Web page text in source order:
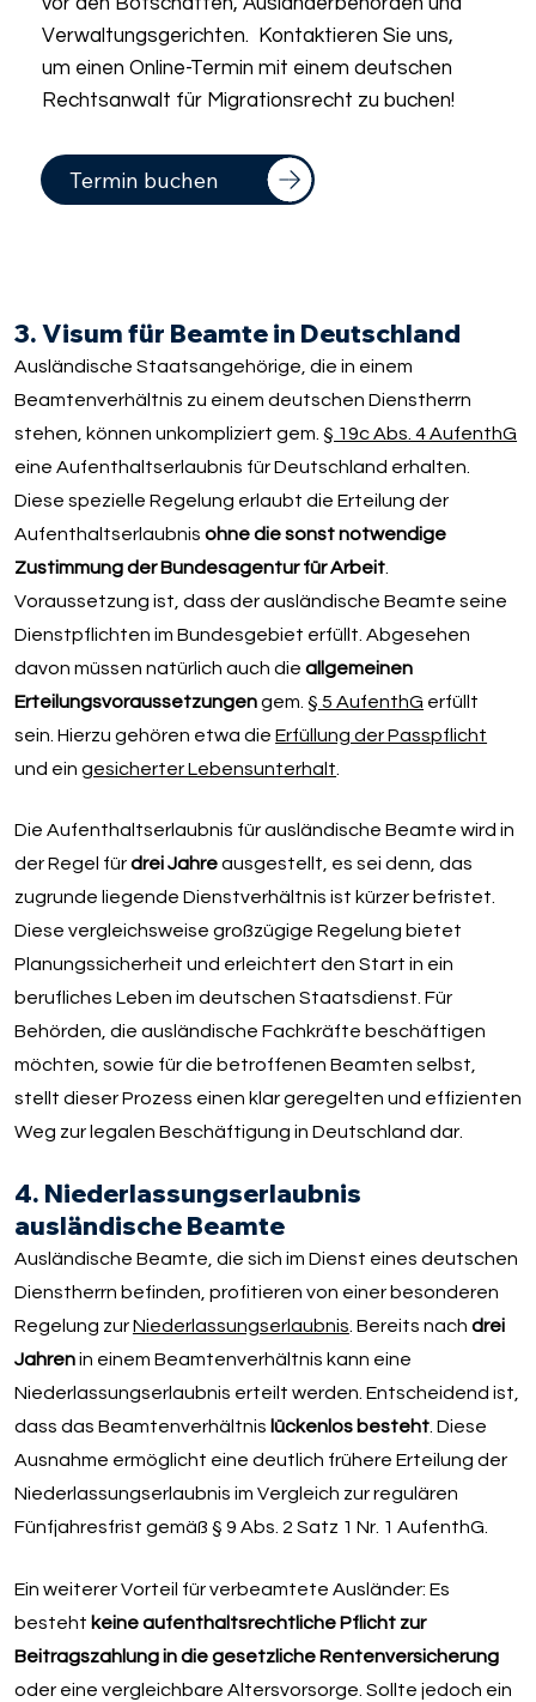
Verwaltungsgerichten. Kontaktieren Sie uns,
um einen Online-Termin mit einem deutschen
Rechtsanwalt für Migrationsrecht zu buchen!
Termin buchen
3. Visum für Beamte in Deutschland
Ausländische Staatsangehörige, die in einem
Beamtenverhältnis zu einem deutschen Dienstherrn
stehen, können unkompliziert gem.§ 19c Abs. 4 AufenthG
eine Aufenthaltserlaubnis für Deutschland erhalten.
Diese spezielle Regelung erlaubt die Erteilung der
Aufenthaltserlaubnisohne die sonst notwendige
Zustimmung der Bundesagentur für Arbeit
Voraussetzung ist, dass der ausländische Beamte seine
Dienstpflichten im Bundesgebiet erfüllt. Abgesehen
davon müssen natürlich auch dieallgemeinen
Erteilungsvoraussetzungengem.§ 5 AufenthG erfüllt
sein. Hierzu gehören etwa dieErfüllung der Passpflicht
und eingesicherter Lebensunterhalt
Die Aufenthaltserlaubnis für ausländische Beamte wird in
der Regel fürdrei Jahreausgestellt, es sei denn, das
zugrunde liegende Dienstverhältnis ist kürzer befristet.
Diese vergleichsweise großzügige Regelung bietet
Planungssicherheit und erleichtert den Start in ein
berufliches Leben im deutschen Staatsdienst. Für
Behörden, die ausländische Fachkräfte beschäftigen
möchten, sowie für die betroffenen Beamten selbst,
stellt dieser Prozess einen klar geregelten und effizienten
Weg zur legalen Beschäftigung in Deutschland dar.
4. Niederlassungserlaubnis
ausländische Beamte
Ausländische Beamte, die sich im Dienst eines deutschen
Dienstherrn befinden, profitieren von einer besonderen
Regelung zurNiederlassungserlaubnis . Bereits nach drei
Jahrenin einem Beamtenverhältnis kann eine
Niederlassungserlaubnis erteilt werden. Entscheidend ist,
dass das Beamtenverhältnis lückenlos besteht. Diese
Ausnahme ermöglicht eine deutlich frühere Erteilung der
Niederlassungserlaubnis im Vergleich zur regulären
Fünfjahresfrist gemäß § 9 Abs. 2 Satz 1 Nr. 1 AufenthG.
Ein weiterer Vorteil für verbeamtete Ausländer: Es
besteht keine aufenthaltsrechtliche Pflicht zur
Beitragszahlung in die gesetzliche Rentenversicherung
oder eine vergleichbare Altersvorsorge. Sollte jedoch ein